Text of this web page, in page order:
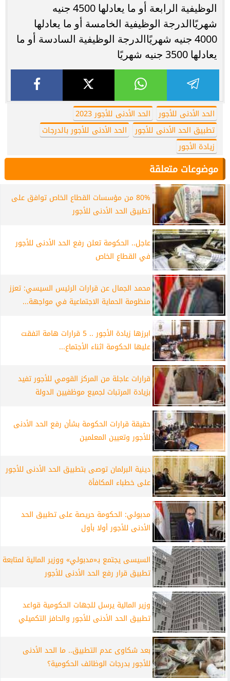
الوظيفية الرابعة أو ما يعادلها 4500 جنيه
شهريًاالدرجة الوظيفية الخامسة أو ما يعادلها
4000 جنيه شهريًاالدرجة الوظيفية السادسة أو ما
يعادلها 3500 جنيه شهريًا
الحد الأدنى للأجور
الحد الأدنى للأجور 2023
تطبيق الحد الأدنى للأجور
الحد الأدنى للأجور بالدرجات
زيادة الأجور
موضوعات متعلقة
80% من مؤسسات القطاع الخاص توافق على
تطبيق الحد الأدنى للأجور
عاجل.. الحكومة تعلن رفع الحد الأدنى للأجور
في القطاع الخاص
محمد الجمال عن قرارات الرئيس السيسي: تعزز
منظومة الحماية الاجتماعية في مواجهة...
ابرزها زيادة الأجور .. 5 قرارات هامة اتفقت
عليها الحكومة اثناء الأجتماع...
قرارات عاجلة من المركز القومي للأجور تفيد
بزيادة المرتبات لجميع موظفيين الدولة
حقيقة قرارات الحكومة بشأن رفع الحد الأدنى
للأجور وتعيين المعلمين
دينية البرلمان توصى بتطبيق الحد الأدنى للأجور
على خطباء المكافأة
مدبولي: الحكومة حريصة على تطبيق الحد
الأدنى للأجور أولا بأول
السيسى يجتمع بـ«مدبولي» ووزير المالية لمتابعة
تطبيق قرار رفع الحد الأدنى للأجور
وزير المالية يرسل للجهات الحكومية قواعد
تطبيق الحد الأدنى للأجور والحافز التكميلي
بعد شكاوى عدم التطبيق.. ما الحد الأدنى
للأجور بدرجات الوظائف الحكومية؟